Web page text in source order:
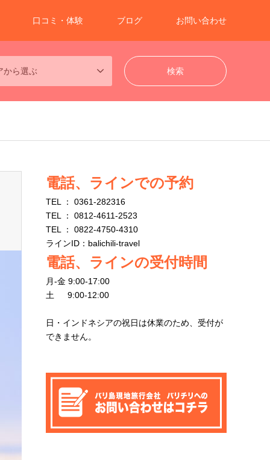
口コミ・体験 ブログ お問い合わせ
から選ぶ
電話、ラインでの予約
TEL ： 0361-282316
TEL ： 0812-4611-2523
TEL ： 0822-4750-4310
ラインID：balichili-travel
電話、ラインの受付時間
月-金 9:00-17:00
土 9:00-12:00
日・インドネシアの祝日は休業のため、受付が
できません。